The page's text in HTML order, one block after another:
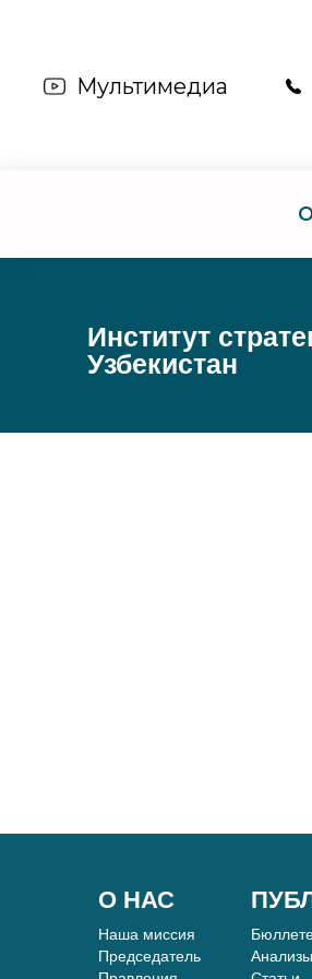
Мультимедиа
Институт
Узбекистан
О НАС
Наша миссия
Председатель
Анализы